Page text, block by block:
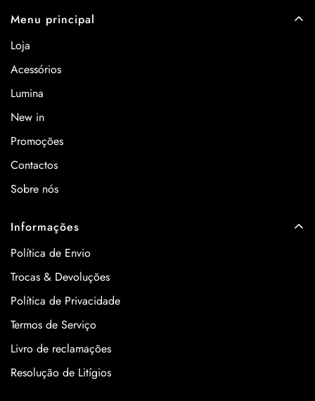
Menu principal
Loja
Acessórios
Lumina
New in
Promoções
Contactos
Sobre nós
Informações
Política de Envio
Trocas & Devoluções
Política de Privacidade
Termos de Serviço
Livro de reclamações
Resolução de Litígios